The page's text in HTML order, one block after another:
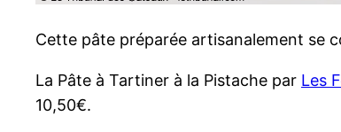
Cette pâte préparée artisanalement se
La Pâte à Tartiner à la Pistache par Les
10,50€.